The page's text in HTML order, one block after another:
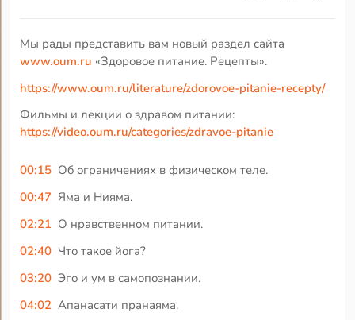
Мы рады представить вам новый раздел сайта
www.oum.ru «Здоровое питание. Рецепты».
https://www.oum.ru/literature/zdorovoe-pitanie-recepty/
Фильмы и лекции о здравом питании:
https://video.oum.ru/categories/zdravoe-pitanie
00:15 Об ограничениях в физическом теле.
00:47 Яма и Нияма.
02:21 О нравственном питании.
02:40 Что такое йога?
03:20 Эго и ум в самопознании.
04:02 Апанасати пранаяма.